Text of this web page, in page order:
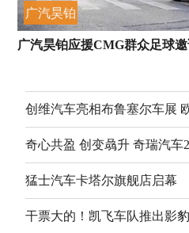
广汽昊铂
广汽昊铂应援CMG群众足球
猛士汽车卡塔尔旗舰店启幕
干票大的！凯飞车队推出影豹